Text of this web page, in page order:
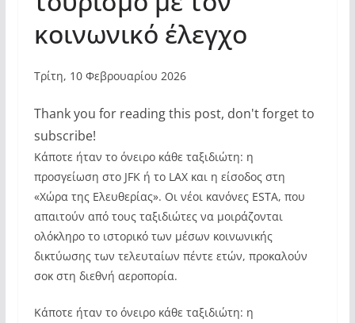
κοινωνικό έλεγχο
Τρίτη, 10 Φεβρουαρίου 2026
Thank you for reading this post, don't forget to
subscribe!
Κάποτε ήταν το όνειρο κάθε ταξιδιώτη: η
προσγείωση στο JFK ή το LAX και η είσοδος στη
«Χώρα της Ελευθερίας». Οι νέοι κανόνες ESTA, που
απαιτούν από τους ταξιδιώτες να μοιράζονται
ολόκληρο το ιστορικό των μέσων κοινωνικής
δικτύωσης των τελευταίων πέντε ετών, προκαλούν
σοκ στη διεθνή αεροπορία.
Κάποτε ήταν το όνειρο κάθε ταξιδιώτη: η